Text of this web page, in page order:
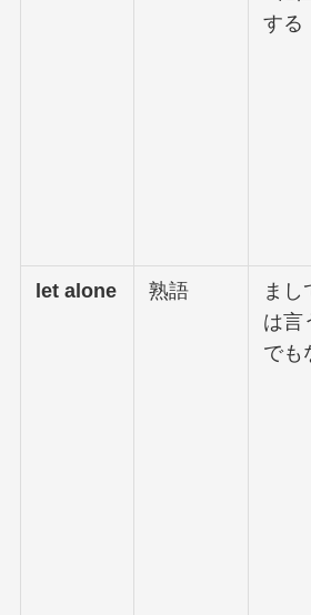
する
let alone 熟語
まし
は言
でも